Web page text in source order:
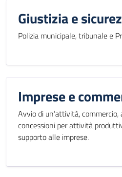
Giustizia e
Polizia municipale, tribunale e
Imprese e
Avvio di un’attività, commercio,
concessioni per attività
supporto alle imprese.